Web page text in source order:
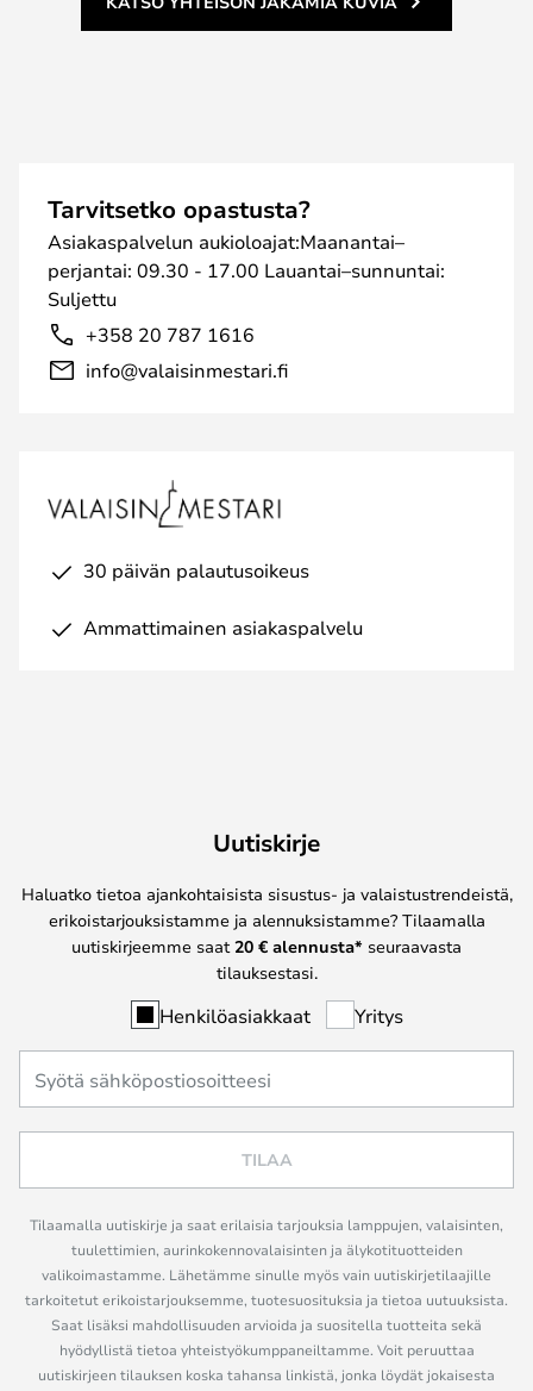
Tarvitsetko opastusta?
Asiakaspalvelun aukioloajat:Maanantai–
perjantai: 09.30 - 17.00 Lauantai–sunnuntai:
Suljettu
+358 20 787 1616
info@valaisinmestari.fi
30 päivän palautusoikeus
Ammattimainen asiakaspalvelu
Uutiskirje
Haluatko tietoa ajankohtaisista sisustus- ja valaistustrendeistä,
erikoistarjouksistamme ja alennuksistamme? Tilaamalla
uutiskirjeemme saat 20 € alennusta* seuraavasta
tilauksestasi.
Henkilöasiakkaat Yritys
TILAA
Tilaamalla uutiskirje ja saat erilaisia tarjouksia lamppujen, valaisinten,
tuulettimien, aurinkokennovalaisinten ja älykotituotteiden
valikoimastamme. Lähetämme sinulle myös vain uutiskirjetilaajille
tarkoitetut erikoistarjouksemme, tuotesuosituksia ja tietoa uutuuksista.
Saat lisäksi mahdollisuuden arvioida ja suositella tuotteita sekä
hyödyllistä tietoa yhteistyökumppaneiltamme. Voit peruuttaa
uutiskirjeen tilauksen koska tahansa linkistä, jonka löydät jokaisesta